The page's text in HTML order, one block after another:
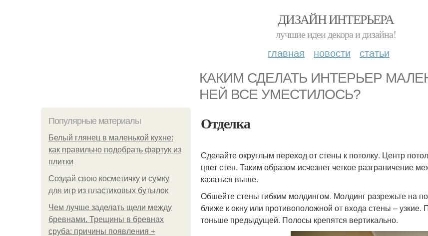
ДИЗАЙН ИНТЕРЬЕРА
лучшие идеи декора и дизайна!
главная новости статьи
КАКИМ СДЕЛАТЬ ИНТЕРЬЕР
НЕЙ ВСЕ УМЕСТИЛОСЬ?
Популярные материалы
Белый глянец в маленькой кухне:
как правильно подобрать фартук из
плитки
Создай свою косметичку и сумку
для игр из пластиковых бутылок
Чем лучше заделать щели между
бревнами. Трещины в бревнах
сруба: причины появления +
Отделка
Сделайте округлым переход от стены к потолку. Центр
цвет стен. Таким образом исчезнет четкое разграничение
казаться выше.
Обшейте стены гибким молдингом. Молдинг разрежьте на
ближе к окну или противоположной от входа стены –
тоньше предыдущей. Полосы крепятся вертикально.